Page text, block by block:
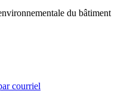
du bâtiment
courriel